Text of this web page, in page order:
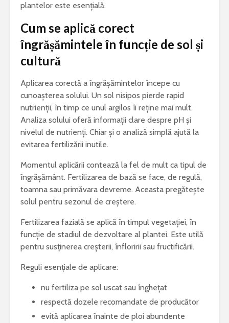
plantelor este esențială.
Cum se aplică corect
îngrășămintele în funcție de sol și
cultură
Aplicarea corectă a îngrășămintelor începe cu
cunoașterea solului. Un sol nisipos pierde rapid
nutrienții, în timp ce unul argilos îi reține mai mult.
Analiza solului oferă informații clare despre pH și
nivelul de nutrienți. Chiar și o analiză simplă ajută la
evitarea fertilizării inutile.
Momentul aplicării contează la fel de mult ca tipul de
îngrășământ. Fertilizarea de bază se face, de regulă,
toamna sau primăvara devreme. Aceasta pregătește
solul pentru sezonul de creștere.
Fertilizarea fazială se aplică în timpul vegetației, în
funcție de stadiul de dezvoltare al plantei. Este utilă
pentru susținerea creșterii, înfloririi sau fructificării.
Reguli esențiale de aplicare:
nu fertiliza pe sol uscat sau înghețat
respectă dozele recomandate de producător
evită aplicarea înainte de ploi abundente